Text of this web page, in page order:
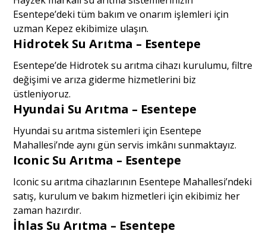
Esentepe’deki tüm bakım ve onarım işlemleri için
uzman Kepez ekibimize ulaşın.
Hidrotek Su Arıtma – Esentepe
Esentepe’de Hidrotek su arıtma cihazı kurulumu, filtre
değişimi ve arıza giderme hizmetlerini biz
üstleniyoruz.
Hyundai Su Arıtma – Esentepe
Hyundai su arıtma sistemleri için Esentepe
Mahallesi’nde aynı gün servis imkânı sunmaktayız.
Iconic Su Arıtma – Esentepe
Iconic su arıtma cihazlarının Esentepe Mahallesi’ndeki
satış, kurulum ve bakım hizmetleri için ekibimiz her
zaman hazırdır.
İhlas Su Arıtma – Esentepe